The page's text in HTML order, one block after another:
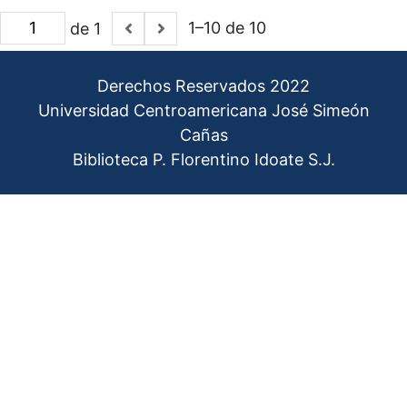
de 1 1–10 de 10
Derechos Reservados 2022
Universidad Centroamericana José Simeón
Cañas
Biblioteca P. Florentino Idoate S.J.